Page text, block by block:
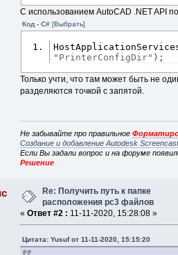
С использованием AutoCAD .NET API
Код - C# [Выбрать]
"PrinterConfigDir" ) ;
Только учти, что там может быть не
разделяются точкой с запятой.
Не забывайте про правильное
Создание и добавление Autodesk
Если Вы задали вопрос и на форуме
Решение
Re: Получить путь к папке
расположения pc3 файлов
« Ответ #2 : 11-11-2020, 15:28:08 »
Цитата: Yusuf от 11-11-2020, 15:15:20